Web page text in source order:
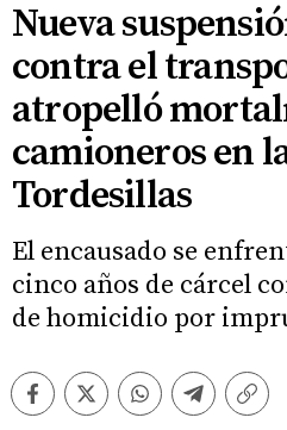
Nueva
contra el
atropelló
camioneros en
Tordesillas
El encausado se
cinco años de cárcel
de homicidio por
FacebookTwitterWhatsappTelegram